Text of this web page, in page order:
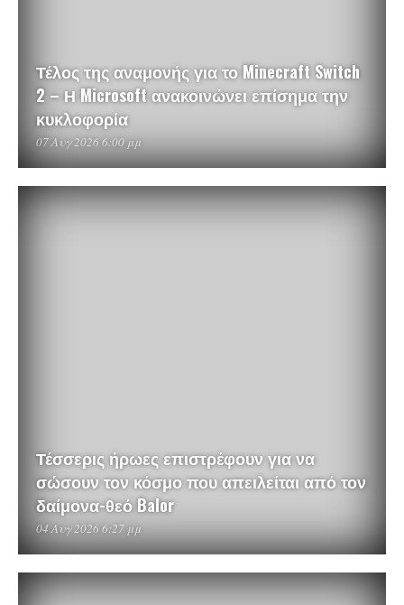
Τέλος της αναμονής για το Minecraft Switch
2 – Η Microsoft ανακοινώνει επίσημα την
κυκλοφορία
07 Αυγ 2026 6:00 μμ
Τέσσερις ήρωες επιστρέφουν για να
σώσουν τον κόσμο που απειλείται από τον
δαίμονα-θεό Balor
04 Αυγ 2026 6:27 μμ